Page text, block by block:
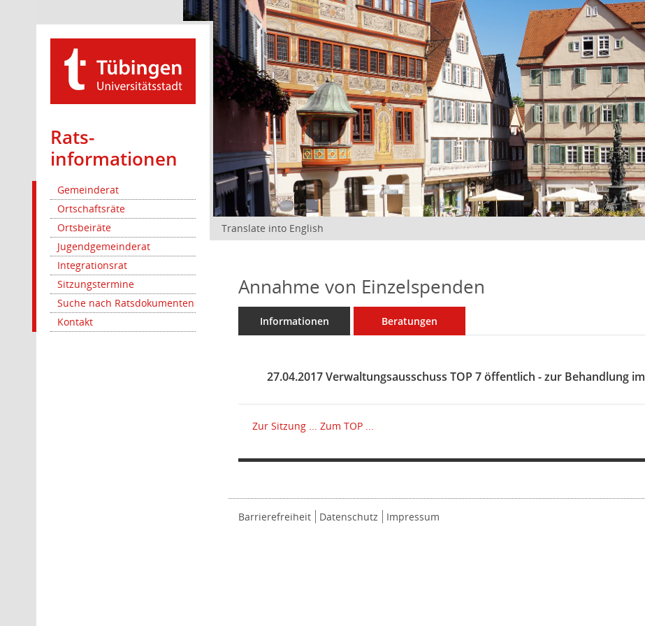
Rats­
informationen
Gemeinderat
Ortschaftsräte
Ortsbeiräte
Jugendgemeinderat
Integrationsrat
Sitzungstermine
Suche nach Ratsdokumenten
Kontakt
Translate into English
Annahme von Einzelspenden
Informationen Beratungen
27.04.2017 Verwaltungsausschuss TOP 7 öffentlich - zur Behandlung im
Zur Sitzung ... Zum TOP ...
Barrierefreiheit Datenschutz Impressum